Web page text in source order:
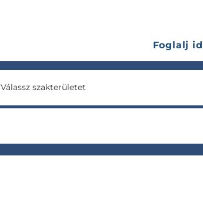
Foglalj
Válassz szakterületet